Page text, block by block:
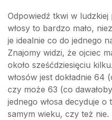
Odpowiedź tkwi w
włosy to bardzo mało,
je idealnie co do jednego
Znajomy widzi, że ojciec
około sześćdziesięciu
włosów jest dokładnie 64
czy może 63 (co
jednego włosa decyduje
samym wieku, czy też nie.